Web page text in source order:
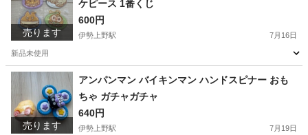
売ります
ケピース 1番くじ
600円
伊勢上野駅 7月16日
新品未使用
三重 津市 伊勢上野駅 その他
売ります
アンパンマン バイキンマン ハンドスピナー おも
ちゃ ガチャガチャ
640円
伊勢上野駅 7月19日